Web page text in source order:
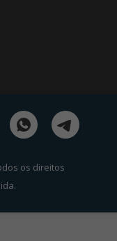
os direitos